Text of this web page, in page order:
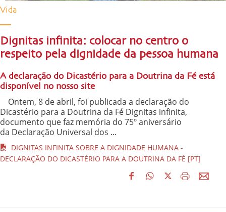
Vida
Dignitas infinita: colocar no centro o
respeito pela dignidade da pessoa humana
A declaração do Dicastério para a Doutrina da Fé está
disponível no nosso site
Ontem, 8 de abril, foi publicada a declaração do
Dicastério para a Doutrina da Fé Dignitas infinita,
documento que faz memória do 75º aniversário
da Declaração Universal dos ...
DIGNITAS INFINITA SOBRE A DIGNIDADE HUMANA -
DECLARAÇÃO DO DICASTÉRIO PARA A DOUTRINA DA FÉ [PT]